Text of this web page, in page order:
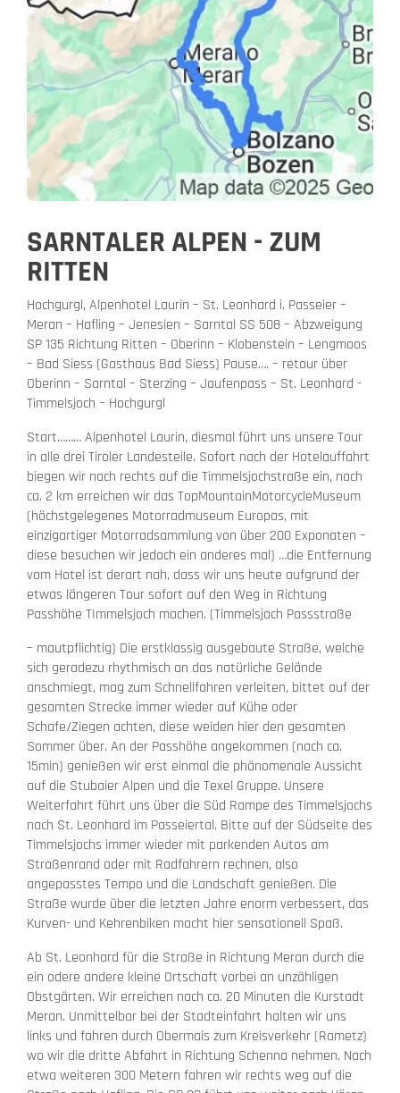
SARNTALER ALPEN - ZUM
RITTEN
Hochgurgl, Alpenhotel Laurin – St. Leonhard i. Passeier –
Meran – Hafling – Jenesien – Sarntal SS 508 – Abzweigung
SP 135 Richtung Ritten – Oberinn – Klobenstein – Lengmoos
– Bad Siess (Gasthaus Bad Siess) Pause…. – retour über
Oberinn – Sarntal – Sterzing – Jaufenpass – St. Leonhard -
Timmelsjoch – Hochgurgl
Start……… Alpenhotel Laurin, diesmal führt uns unsere Tour
in alle drei Tiroler Landesteile. Sofort nach der Hotelauffahrt
biegen wir nach rechts auf die Timmelsjochstraße ein, nach
ca. 2 km erreichen wir das TopMountainMotorcycleMuseum
(höchstgelegenes Motorradmuseum Europas, mit
einzigartiger Motorradsammlung von über 200 Exponaten –
diese besuchen wir jedoch ein anderes mal) …die Entfernung
vom Hotel ist derart nah, dass wir uns heute aufgrund der
etwas längeren Tour sofort auf den Weg in Richtung
Passhöhe TImmelsjoch machen. (Timmelsjoch Passstraße
– mautpflichtig) Die erstklassig ausgebaute Straße, welche
sich geradezu rhythmisch an das natürliche Gelände
anschmiegt, mag zum Schnellfahren verleiten, bittet auf der
gesamten Strecke immer wieder auf Kühe oder
Schafe/Ziegen achten, diese weiden hier den gesamten
Sommer über. An der Passhöhe angekommen (nach ca.
15min) genießen wir erst einmal die phänomenale Aussicht
auf die Stubaier Alpen und die Texel Gruppe. Unsere
Weiterfahrt führt uns über die Süd Rampe des Timmelsjochs
nach St. Leonhard im Passeiertal. Bitte auf der Südseite des
Timmelsjochs immer wieder mit parkenden Autos am
Straßenrand oder mit Radfahrern rechnen, also
angepasstes Tempo und die Landschaft genießen. Die
Straße wurde über die letzten Jahre enorm verbessert, das
Kurven- und Kehrenbiken macht hier sensationell Spaß.
Ab St. Leonhard für die Straße in Richtung Meran durch die
ein odere andere kleine Ortschaft vorbei an unzähligen
Obstgärten. Wir erreichen nach ca. 20 Minuten die Kurstadt
Meran. Unmittelbar bei der Stadteinfahrt halten wir uns
links und fahren durch Obermais zum Kreisverkehr (Rametz)
wo wir die dritte Abfahrt in Richtung Schenna nehmen. Nach
etwa weiteren 300 Metern fahren wir rechts weg auf die